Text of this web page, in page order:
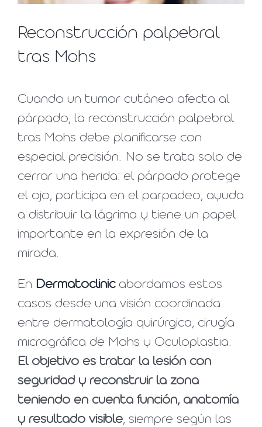
Reconstrucción palpebral
tras Mohs
Cuando un tumor cutáneo afecta al
párpado, la reconstrucción palpebral
tras Mohs debe planificarse con
especial precisión. No se trata solo de
cerrar una herida: el párpado protege
el ojo, participa en el parpadeo, ayuda
a distribuir la lágrima y tiene un papel
importante en la expresión de la
mirada.
En Dermatoclinic abordamos estos
casos desde una visión coordinada
entre dermatología quirúrgica, cirugía
micrográfica de Mohs y Oculoplastia.
El objetivo es tratar la lesión con
seguridad y reconstruir la zona
teniendo en cuenta función, anatomía
y resultado visible, siempre según las